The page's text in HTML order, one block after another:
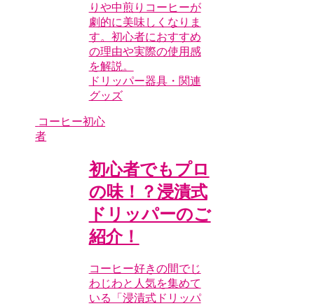
りや中煎りコーヒーが
劇的に美味しくなりま
す。初心者におすすめ
の理由や実際の使用感
を解説。
ドリッパー器具・関連
グッズ
コーヒー初心
者
初心者でもプロ
の味！？浸漬式
ドリッパーのご
紹介！
コーヒー好きの間でじ
わじわと人気を集めて
いる「浸漬式ドリッパ